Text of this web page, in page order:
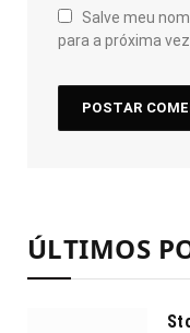
Salve meu
para a próxima
ÚLTIMOS